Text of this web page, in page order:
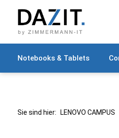
Zur Hauptnavigation
Notebooks & Tablets
Sie sind hier: LENOVO CAMPUS